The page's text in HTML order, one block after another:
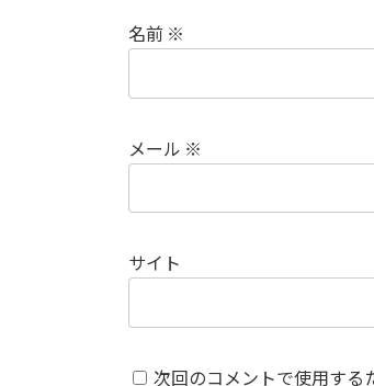
名前 ※
メール ※
サイト
次回のコメントで使用する